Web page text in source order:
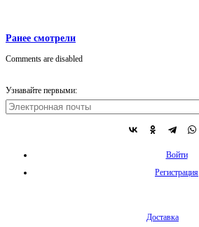
Ранее смотрели
Comments are disabled
Узнавайте первыми:
Войти
Регистрация
Доставка